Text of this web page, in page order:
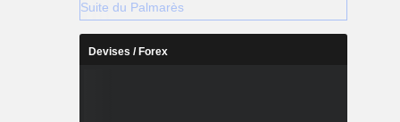
Suite du Palmarès
Devises / Forex